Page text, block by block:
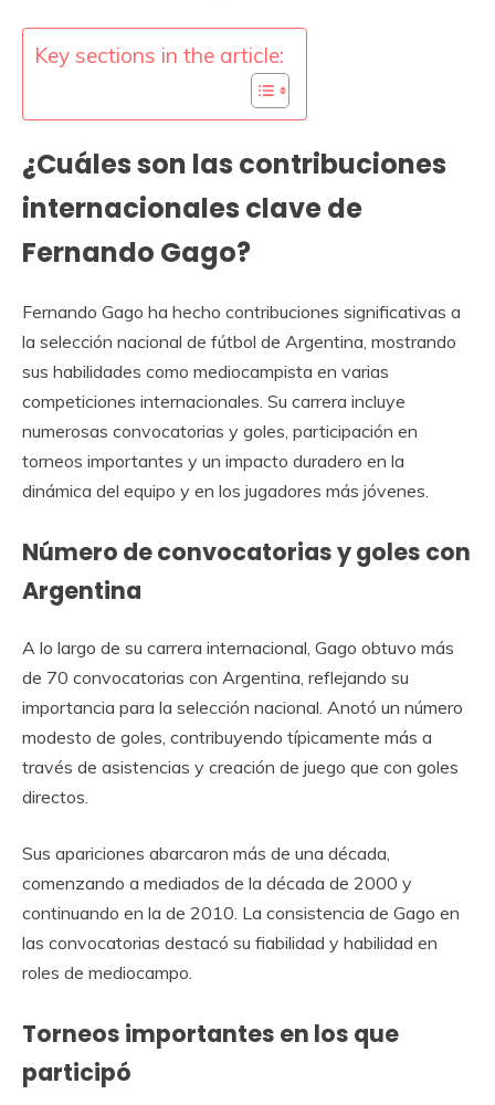
Key sections in the article:
¿Cuáles son las contribuciones
internacionales clave de
Fernando Gago?
Fernando Gago ha hecho contribuciones significativas a
la selección nacional de fútbol de Argentina, mostrando
sus habilidades como mediocampista en varias
competiciones internacionales. Su carrera incluye
numerosas convocatorias y goles, participación en
torneos importantes y un impacto duradero en la
dinámica del equipo y en los jugadores más jóvenes.
Número de convocatorias y goles con
Argentina
A lo largo de su carrera internacional, Gago obtuvo más
de 70 convocatorias con Argentina, reflejando su
importancia para la selección nacional. Anotó un número
modesto de goles, contribuyendo típicamente más a
través de asistencias y creación de juego que con goles
directos.
Sus apariciones abarcaron más de una década,
comenzando a mediados de la década de 2000 y
continuando en la de 2010. La consistencia de Gago en
las convocatorias destacó su fiabilidad y habilidad en
roles de mediocampo.
Torneos importantes en los que
participó